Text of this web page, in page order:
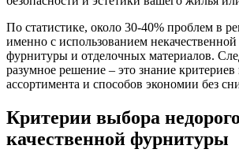
По статистике, около 30-40% проблем в
именно с использованием
фурнитуры и отделочных материалов.
разумное решение – это знание критериев
ассортимента и способов экономии без
Критерии выбора
качественной фурнитуры